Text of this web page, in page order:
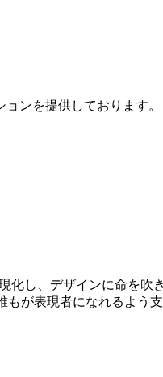
ンを提供しております。
し、デザインに命を
が表現者になれるよう支